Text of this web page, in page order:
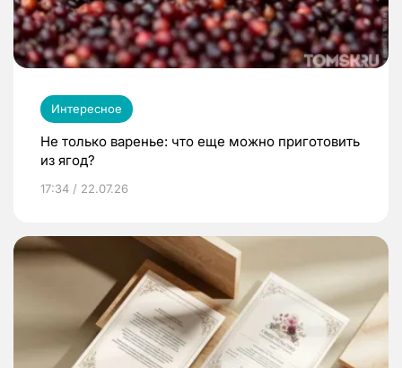
Интересное
Не только варенье: что еще можно приготовить
из ягод?
17:34 / 22.07.26